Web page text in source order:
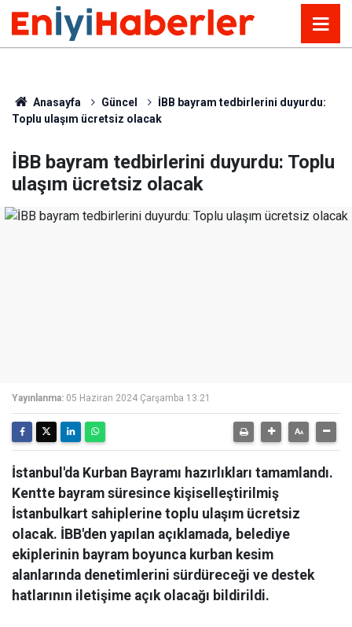
Anasayfa Güncel
İBB bayram tedbirlerini duyurdu:
Toplu ulaşım ücretsiz olacak
İBB bayram tedbirlerini duyurdu: Toplu
ulaşım ücretsiz olacak
Yayınlanma: 05 Haziran 2024 Çarşamba 13:21
İstanbul'da Kurban Bayramı hazırlıkları tamamlandı.
Kentte bayram süresince kişiselleştirilmiş
İstanbulkart sahiplerine toplu ulaşım ücretsiz
olacak. İBB'den yapılan açıklamada, belediye
ekiplerinin bayram boyunca kurban kesim
alanlarında denetimlerini sürdüreceği ve destek
hatlarının iletişime açık olacağı bildirildi.